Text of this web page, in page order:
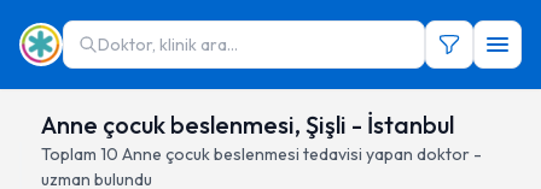
Doktor, klinik ara...
Anne çocuk beslenmesi, Şişli - İstanbul
Toplam 10 Anne çocuk beslenmesi tedavisi yapan doktor -
uzman bulundu